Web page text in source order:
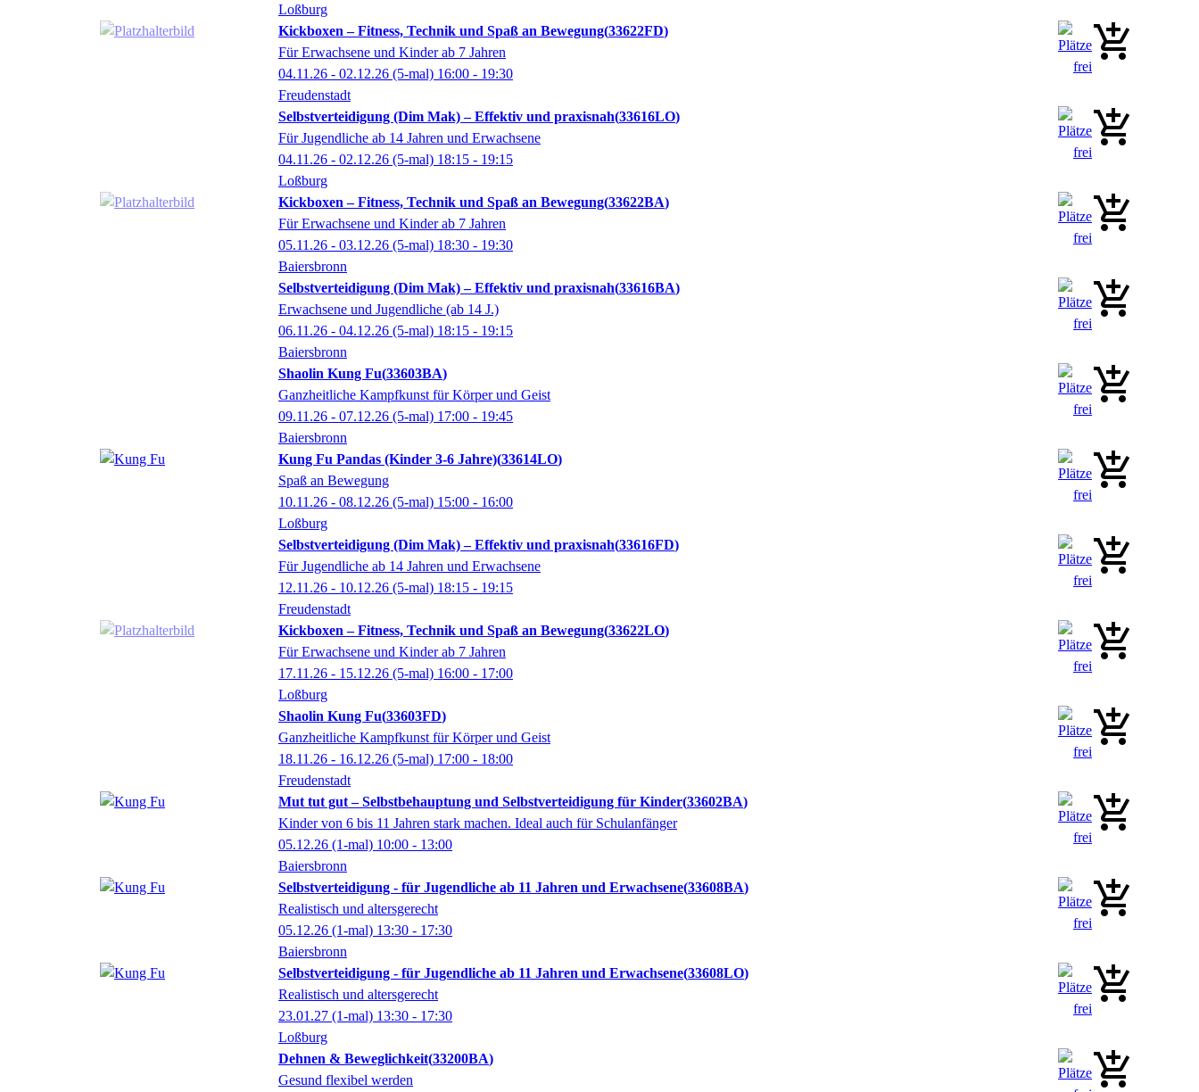
Loßburg
Kickboxen – Fitness, Technik und Spaß an Bewegung 33622FD
Für Erwachsene und Kinder ab 7 Jahren
04.11.26 - 02.12.26 (5-mal) 16:00 - 19:30
Freudenstadt
Selbstverteidigung (Dim Mak) – Effektiv und praxisnah 33616LO
Für Jugendliche ab 14 Jahren und Erwachsene
04.11.26 - 02.12.26 (5-mal) 18:15 - 19:15
Loßburg
Kickboxen – Fitness, Technik und Spaß an Bewegung 33622BA
Für Erwachsene und Kinder ab 7 Jahren
05.11.26 - 03.12.26 (5-mal) 18:30 - 19:30
Baiersbronn
Selbstverteidigung (Dim Mak) – Effektiv und praxisnah 33616BA
Erwachsene und Jugendliche (ab 14 J.)
06.11.26 - 04.12.26 (5-mal) 18:15 - 19:15
Baiersbronn
Shaolin Kung Fu 33603BA
Ganzheitliche Kampfkunst für Körper und Geist
09.11.26 - 07.12.26 (5-mal) 17:00 - 19:45
Baiersbronn
Kung Fu Pandas (Kinder 3-6 Jahre) 33614LO
Spaß an Bewegung
10.11.26 - 08.12.26 (5-mal) 15:00 - 16:00
Loßburg
Selbstverteidigung (Dim Mak) – Effektiv und praxisnah 33616FD
Für Jugendliche ab 14 Jahren und Erwachsene
12.11.26 - 10.12.26 (5-mal) 18:15 - 19:15
Freudenstadt
Kickboxen – Fitness, Technik und Spaß an Bewegung 33622LO
Für Erwachsene und Kinder ab 7 Jahren
17.11.26 - 15.12.26 (5-mal) 16:00 - 17:00
Loßburg
Shaolin Kung Fu 33603FD
Ganzheitliche Kampfkunst für Körper und Geist
18.11.26 - 16.12.26 (5-mal) 17:00 - 18:00
Freudenstadt
Mut tut gut – Selbstbehauptung und Selbstverteidigung für Kinder 33602BA
Kinder von 6 bis 11 Jahren stark machen. Ideal auch für Schulanfänger
05.12.26 (1-mal) 10:00 - 13:00
Baiersbronn
Selbstverteidigung - für Jugendliche ab 11 Jahren und Erwachsene 33608BA
Realistisch und altersgerecht
05.12.26 (1-mal) 13:30 - 17:30
Baiersbronn
Selbstverteidigung - für Jugendliche ab 11 Jahren und Erwachsene 33608LO
Realistisch und altersgerecht
23.01.27 (1-mal) 13:30 - 17:30
Loßburg
Dehnen & Beweglichkeit 33200BA
Gesund flexibel werden